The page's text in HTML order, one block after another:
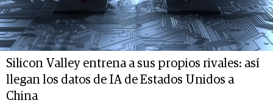
Silicon Valley entrena a sus propios rivales: así
llegan los datos de IA de Estados Unidos a
China